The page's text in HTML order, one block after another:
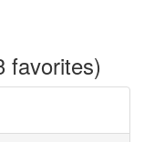
favorites)